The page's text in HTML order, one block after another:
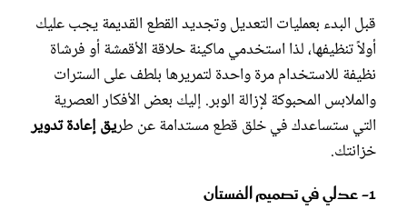
قبل البدء بعمليات التعديل وتجديد القطع القديمة يجب عليك
أولاً تنظيفها، لذا استخدمي ماكينة حلاقة الأقمشة أو فرشاة
نظيفة للاستخدام مرة واحدة لتمريرها بلطف على السترات
والملابس المحبوكة لإزالة الوبر. إليك بعض الأفكار العصرية
التي ستساعدك في خلق قطع مستدامة عن طريق إعادة تدوير
خزانتك.
1- عدلي في تصميم الفستان